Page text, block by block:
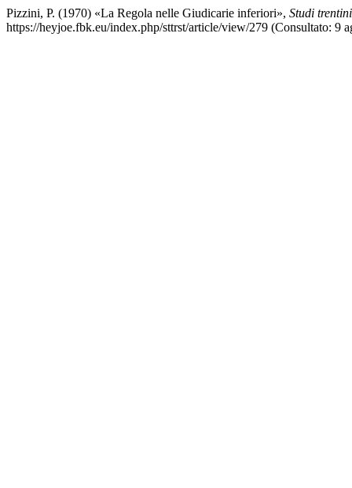
Pizzini, P. (1970) «La Regola nelle Giudicarie inferiori», Studi
https://heyjoe.fbk.eu/index.php/sttrst/article/view/279 (Consultato: 9